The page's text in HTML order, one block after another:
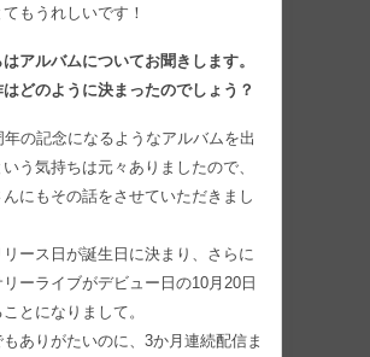
もうれしいです！
アルバムについてお聞きします。
はどのように決まったのでしょう？
年の記念になるようなアルバムを出
う気持ちは元々ありましたので、
んにもその話をさせていただきまし
ース日が誕生日に決まり、さらに
ーライブがデビュー日の10月20日
とになりまして。
ありがたいのに、3か月連続配信ま